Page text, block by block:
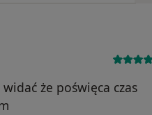
że poświęca czas